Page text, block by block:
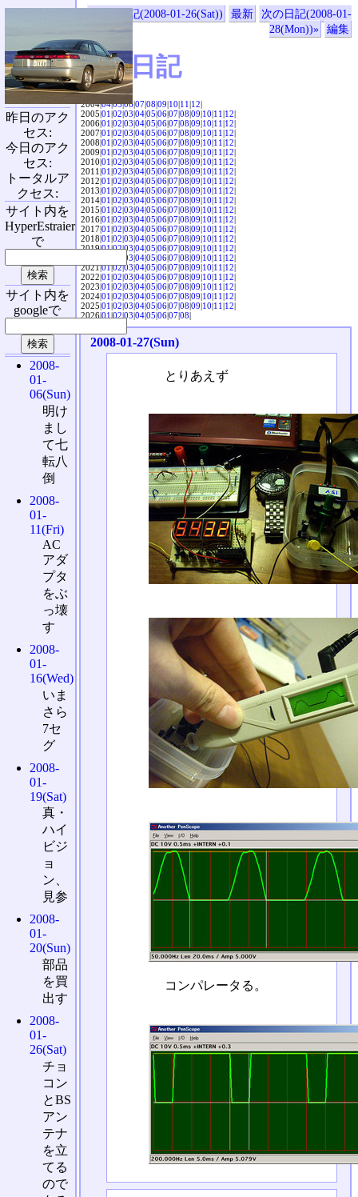
«前の日記(2008-01-26(Sat)) 最新
次の日記(2008-01-
28(Mon))»
編集
SVX日記
2004|04|05|06|07|08|09|10|11|12|
2005|01|02|03|04|05|06|07|08|09|10|11|12|
2006|01|02|03|04|05|06|07|08|09|10|11|12|
2007|01|02|03|04|05|06|07|08|09|10|11|12|
2008|01|02|03|04|05|06|07|08|09|10|11|12|
2009|01|02|03|04|05|06|07|08|09|10|11|12|
2010|01|02|03|04|05|06|07|08|09|10|11|12|
2011|01|02|03|04|05|06|07|08|09|10|11|12|
2012|01|02|03|04|05|06|07|08|09|10|11|12|
2013|01|02|03|04|05|06|07|08|09|10|11|12|
2014|01|02|03|04|05|06|07|08|09|10|11|12|
2015|01|02|03|04|05|06|07|08|09|10|11|12|
2016|01|02|03|04|05|06|07|08|09|10|11|12|
2017|01|02|03|04|05|06|07|08|09|10|11|12|
2018|01|02|03|04|05|06|07|08|09|10|11|12|
2019|01|02|03|04|05|06|07|08|09|10|11|12|
03|04|05|06|07|08|09|10|11|12|
2021|01|02|03|04|05|06|07|08|09|10|11|12|
2022|01|02|03|04|05|06|07|08|09|10|11|12|
2023|01|02|03|04|05|06|07|08|09|10|11|12|
2024|01|02|03|04|05|06|07|08|09|10|11|12|
2025|01|02|03|04|05|06|07|08|09|10|11|12|
2026|01|02|03|04|05|06|07|08|
2008-01-27(Sun)
とりあえず
コンパレータる。
昨日のアク
セス:
今日のアク
セス:
トータルア
クセス:
サイト内を
HyperEstraier
で
サイト内を
googleで
2008-
01-
06(Sun)
明け
まし
て七
転八
倒
2008-
01-
11(Fri)
AC
アダ
プタ
をぶ
っ壊
す
2008-
01-
16(Wed)
いま
さら
7セ
グ
2008-
01-
19(Sat)
真・
ハイ
ビジ
ョ
ン、
見参
2008-
01-
20(Sun)
部品
を買
出す
2008-
01-
26(Sat)
チョ
コン
とBS
アン
テナ
を立
てる
ので